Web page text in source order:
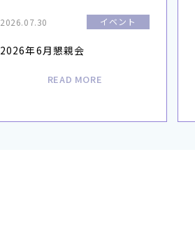
2026.07.30 イベント
2026年6月懇親会
READ MORE